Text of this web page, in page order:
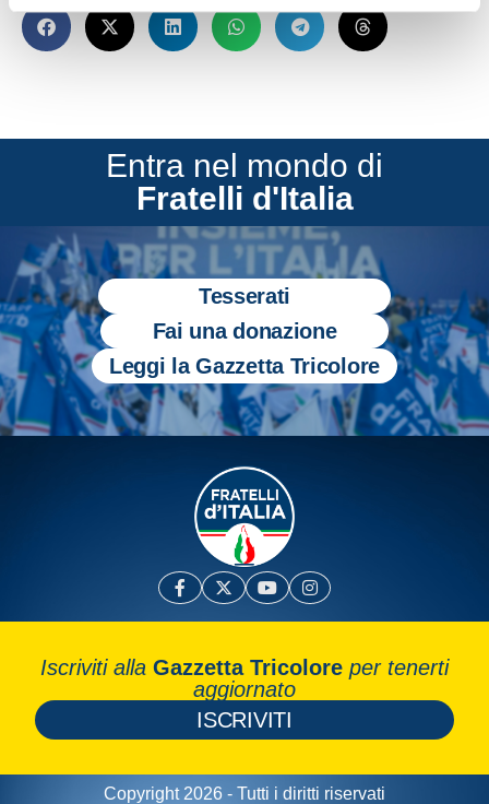
Entra nel mondo di
Fratelli d'Italia
Tesserati
Fai una donazione
Leggi la Gazzetta Tricolore
Iscriviti alla Gazzetta Tricolore per tenerti
aggiornato
ISCRIVITI
Copyright 2026 - Tutti i diritti riservati